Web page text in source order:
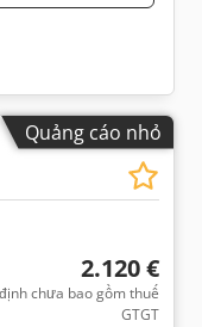
Quảng cáo nhỏ
2.120 €
chưa bao gồm thuế
GTGT